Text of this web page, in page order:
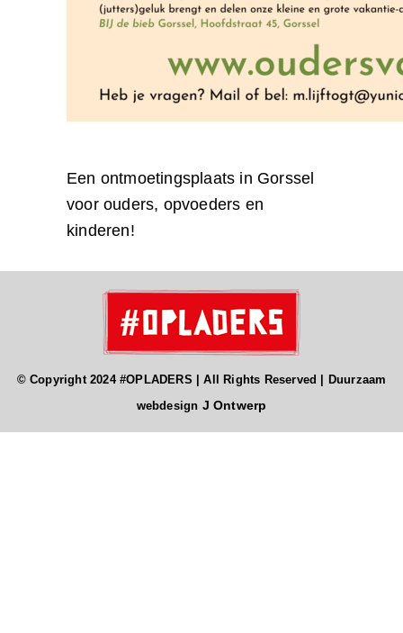
Een ontmoetingsplaats in Gorssel
voor ouders, opvoeders en
kinderen!
© Copyright 2024 #OPLADERS | All Rights Reserved | Duurzaam
webdesign J Ontwerp